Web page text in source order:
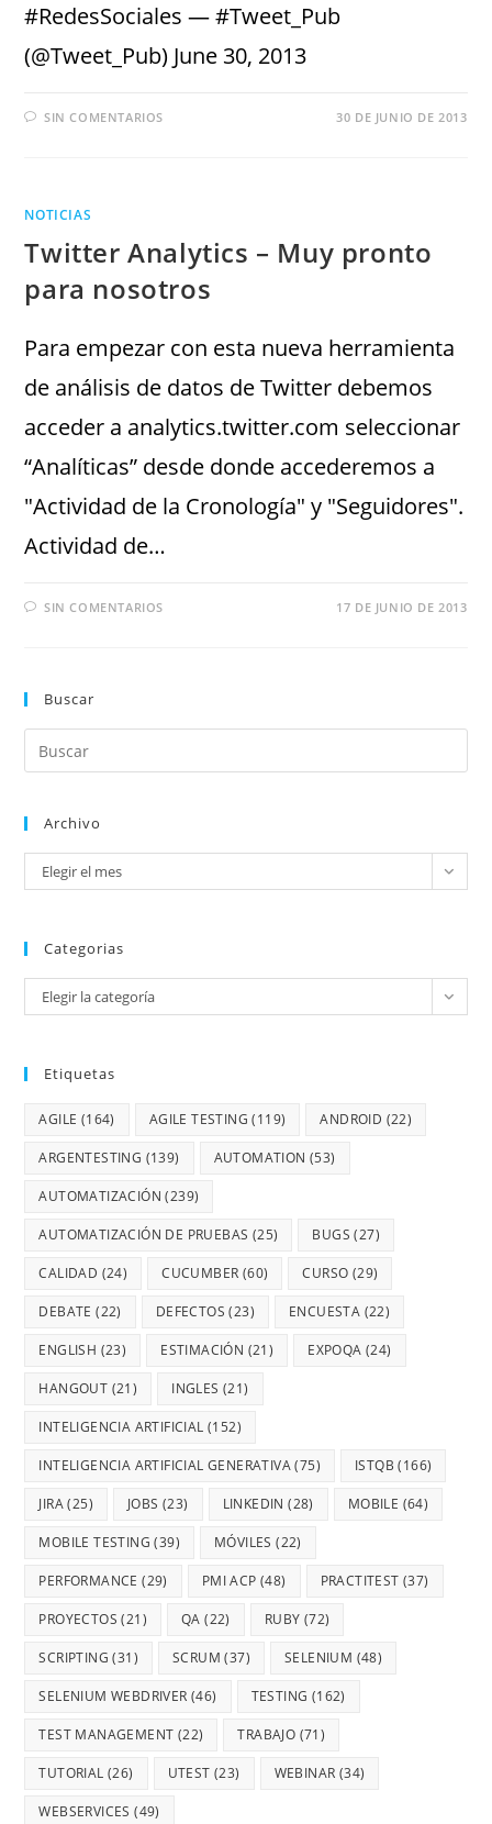
#RedesSociales — #Tweet_Pub
(@Tweet_Pub) June 30, 2013
SIN COMENTARIOS 30 DE JUNIO DE 2013
NOTICIAS
Twitter Analytics – Muy pronto
para nosotros
Para empezar con esta nueva herramienta
de análisis de datos de Twitter debemos
acceder a analytics.twitter.com seleccionar
“Analíticas” desde donde accederemos a
"Actividad de la Cronología" y "Seguidores".
Actividad de…
SIN COMENTARIOS 17 DE JUNIO DE 2013
Buscar
Archivo
Elegir el mes
Categorias
Elegir la categoría
Etiquetas
AGILE (164) AGILE TESTING (119) ANDROID (22)
ARGENTESTING (139) AUTOMATION (53)
AUTOMATIZACIÓN (239)
AUTOMATIZACIÓN DE PRUEBAS (25) BUGS (27)
CALIDAD (24) CUCUMBER (60) CURSO (29)
DEBATE (22) DEFECTOS (23) ENCUESTA (22)
ENGLISH (23) ESTIMACIÓN (21) EXPOQA (24)
HANGOUT (21) INGLES (21)
INTELIGENCIA ARTIFICIAL (152)
INTELIGENCIA ARTIFICIAL GENERATIVA(75) ISTQB (166)
JIRA(25) JOBS (23) LINKEDIN (28) MOBILE (64)
MOBILE TESTING (39) MÓVILES (22)
PERFORMANCE (29) PMI ACP (48) PRACTITEST (37)
PROYECTOS (21) QA (22) RUBY (72)
SCRIPTING (31) SCRUM (37) SELENIUM (48)
SELENIUM WEBDRIVER (46) TESTING (162)
TEST MANAGEMENT (22) TRABAJO (71)
TUTORIAL (26) UTEST (23) WEBINAR (34)
WEBSERVICES (49)